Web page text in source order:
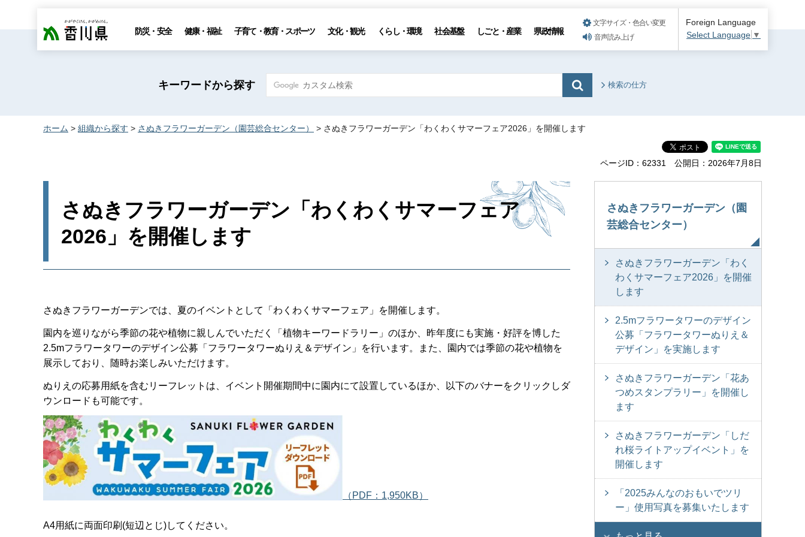
香川県 防災・安全 健康・福祉 子育て・教育・スポーツ 文化・観光 くらし・環境 社会基盤 しごと・産業 県政情報
文字サイズ・色合い変更
音声読み上げ
Foreign Language
Select Language ▼
キーワードから探す 検索の仕方
ホーム > 組織から探す > さぬきフラワーガーデン（園芸総合センター） > さぬきフラワーガーデン「わくわくサマーフェア2026」を開催します
ページID：62331 公開日：2026年7月8日
さぬきフラワーガーデン「わくわくサマーフェア
2026」を開催します
さぬきフラワーガーデンでは、夏のイベントとして「わくわくサマーフェア」を開催します。
園内を巡りながら季節の花や植物に親しんでいただく「植物キーワードラリー」のほか、昨年度にも実施・好評を博した
2.5mフラワータワーのデザイン公募「フラワータワーぬりえ＆デザイン」を行います。また、園内では季節の花や植物を
展示しており、随時お楽しみいただけます。
ぬりえの応募用紙を含むリーフレットは、イベント開催期間中に園内にて設置しているほか、以下のバナーをクリックしダ
ウンロードも可能です。
（PDF：1,950KB）
A4用紙に両面印刷(短辺とじ)してください。
さぬきフラワーガーデン（園
芸総合センター）
さぬきフラワーガーデン「わく
わくサマーフェア2026」を開催
します
2.5mフラワータワーのデザイン
公募「フラワータワーぬりえ＆
デザイン」を実施します
さぬきフラワーガーデン「花あ
つめスタンプラリー」を開催し
ます
さぬきフラワーガーデン「しだ
れ桜ライトアップイベント」を
開催します
「2025みんなのおもいでツリ
ー」使用写真を募集いたします